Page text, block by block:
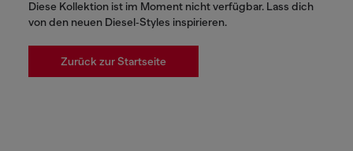
Diese Kollektion ist im Moment nicht verfügbar. Lass dich
von den neuen Diesel‑Styles inspirieren.
Zurück zur Startseite